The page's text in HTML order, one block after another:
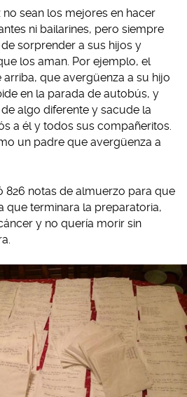
sean los mejores en hacer
ni bailarines, pero siempre
sorprender a sus hijos y
los aman. Por ejemplo, el
que avergüenza a su hijo
en la parada de autobús, y
algo diferente y sacude la
a él y todos sus compañeritos.
un padre que avergüenza a
826 notas de almuerzo para que
que terminara la preparatoria,
y no quería morir sin